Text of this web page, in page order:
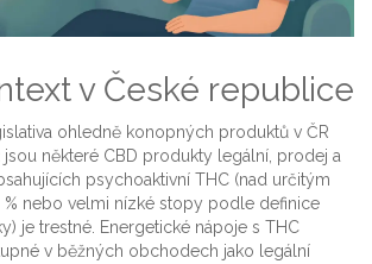
v České republice
ohledně konopných produktů v ČR
jsou některé CBD produkty legální, prodej a
psychoaktivní THC (nad určitým
nebo velmi nízké stopy podle definice
je trestné. Energetické nápoje s THC
v běžných obchodech jako legální